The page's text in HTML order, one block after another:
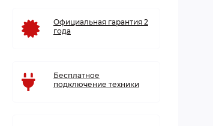
Официальная гарантия 2
года
Бесплатное
подключение техники